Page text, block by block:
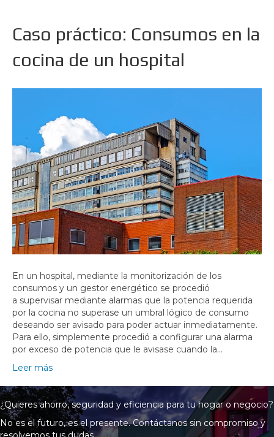
Caso práctico: Consumos en la
cocina de un hospital
En un hospital, mediante la monitorización de los
consumos y un gestor energético se procedió
a supervisar mediante alarmas que la potencia requerida
por la cocina no superase un umbral lógico de consumo
deseando ser avisado para poder actuar inmediatamente.
Para ello, simplemente procedió a configurar una alarma
por exceso de potencia que le avisase cuando la…
Leer más
¿Quieres ahorro, seguridad y eficiencia para tu hogar o negocio?
No es el futuro, es el presente. Contáctanos sin compromiso y